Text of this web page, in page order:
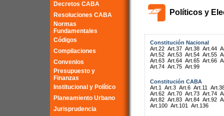
Decretos CABA
Resoluciones CABA
Normas
Fundamentales
Códigos
Compilaciones
Convenios
Presupuesto y
Finanzas
Institucional y Político
Planeamiento Urbano
Jurisprudencia
Políticos y
Constitución Nacional
Art.22 Art.37 Art.38 Art.44
Art.52 Art.53 Art.54 Art.55
Art.63 Art.64 Art.65 Art.66
Art.74 Art.75 Art.99
Constitución CABA
Art.1
Art.3 Art.6 Art.11
Art.62 Art.70 Art.73 Art.74
Art.82 Art.83 Art.84 Art.92
Art.100 Art.101 Art.136